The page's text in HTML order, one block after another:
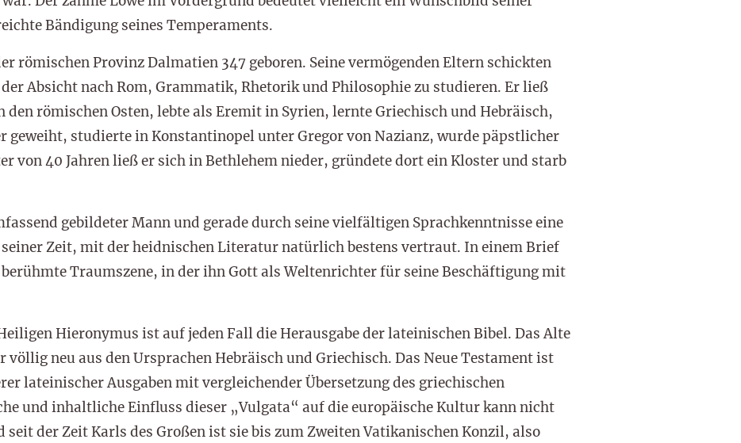
Bändigung seines Temperaments.
römischen Provinz Dalmatien 347 geboren. Seine vermögenden Eltern schickten
Absicht nach Rom, Grammatik, Rhetorik und Philosophie zu studieren. Er ließ
den römischen Osten, lebte als Eremit in Syrien, lernte Griechisch und Hebräisch,
geweiht, studierte in Konstantinopel unter Gregor von Nazianz, wurde päpstlicher
von 40 Jahren ließ er sich in Bethlehem nieder, gründete dort ein Kloster und starb
gebildeter Mann und gerade durch seine vielfältigen Sprachkenntnisse eine
Zeit, mit der heidnischen Literatur natürlich bestens vertraut. In einem Brief
Traumszene, in der ihn Gott als Weltenrichter für seine Beschäftigung mit
Hieronymus ist auf jeden Fall die Herausgabe der lateinischen Bibel. Das Alte
völlig neu aus den Ursprachen Hebräisch und Griechisch. Das Neue Testament ist
lateinischer Ausgaben mit vergleichender Übersetzung des griechischen
und inhaltliche Einfluss dieser „Vulgata“ auf die europäische Kultur kann nicht
seit der Zeit Karls des Großen ist sie bis zum Zweiten Vatikanischen Konzil, also